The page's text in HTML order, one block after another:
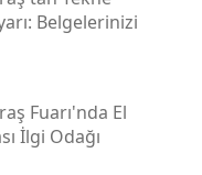
Belgelerinizi
Fuarı'nda El
İlgi Odağı